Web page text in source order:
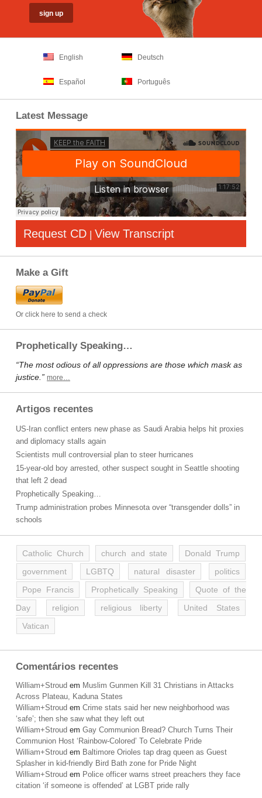
English Deutsch
Español Português
Latest Message
Request CD | View Transcript
Make a Gift
Or click here to send a check
Prophetically Speaking…
“The most odious of all oppressions are those which mask as
justice.” more…
Artigos recentes
US-Iran conflict enters new phase as Saudi Arabia helps hit proxies
and diplomacy stalls again
Scientists mull controversial plan to steer hurricanes
15-year-old boy arrested, other suspect sought in Seattle shooting
that left 2 dead
Prophetically Speaking…
Trump administration probes Minnesota over “transgender dolls” in
schools
Catholic Church church and state
Donald Trump
government
LGBTQ natural disaster
politics
Pope Francis
Prophetically Speaking
Quote of the
Day
religion religious liberty
United States
Vatican
Comentários recentes
William+Stroud em Muslim Gunmen Kill 31 Christians in Attacks
Across Plateau, Kaduna States
William+Stroud em Crime stats said her new neighborhood was
‘safe’; then she saw what they left out
William+Stroud em Gay Communion Bread? Church Turns Their
Communion Host ‘Rainbow-Colored’ To Celebrate Pride
William+Stroud em Baltimore Orioles tap drag queen as Guest
Splasher in kid-friendly Bird Bath zone for Pride Night
William+Stroud em Police officer warns street preachers they face
citation ‘if someone is offended’ at LGBT pride rally